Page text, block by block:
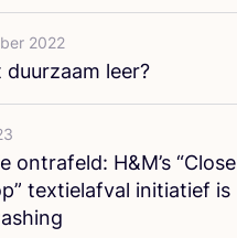
2022
duur­zaam leer?
ont­ra­feld: H&M’s “Clo­se
tex­tiel­af­val ini­ti­a­tief is